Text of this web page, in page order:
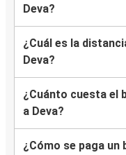
Deva?
¿Cuál es la
Deva?
¿Cuánto cuesta el
a Deva?
¿Cómo se paga un